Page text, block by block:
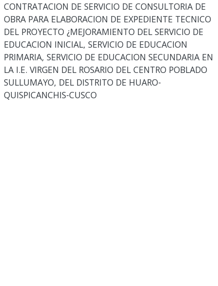
CONTRATACION DE SERVICIO DE CONSULTORIA DE
OBRA PARA ELABORACION DE EXPEDIENTE TECNICO
DEL PROYECTO ¿MEJORAMIENTO DEL SERVICIO DE
EDUCACION INICIAL, SERVICIO DE EDUCACION
PRIMARIA, SERVICIO DE EDUCACION SECUNDARIA EN
LA I.E. VIRGEN DEL ROSARIO DEL CENTRO POBLADO
SULLUMAYO, DEL DISTRITO DE HUARO-
QUISPICANCHIS-CUSCO